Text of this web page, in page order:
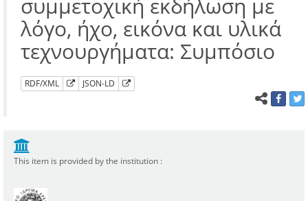
συμμετοχική εκδήλωση με
λόγο, ήχο, εικόνα και υλικά
τεχνουργήματα: Συμπόσιο
RDF/XML JSON-LD
This item is provided by the institution :